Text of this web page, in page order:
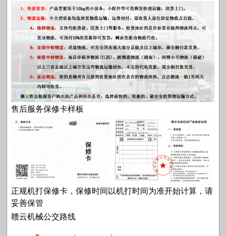
售后服务保修卡样板
正规机打保修卡，保修时间以机打时间为准开始计算，请
妥善保管
赣云机械公交路线